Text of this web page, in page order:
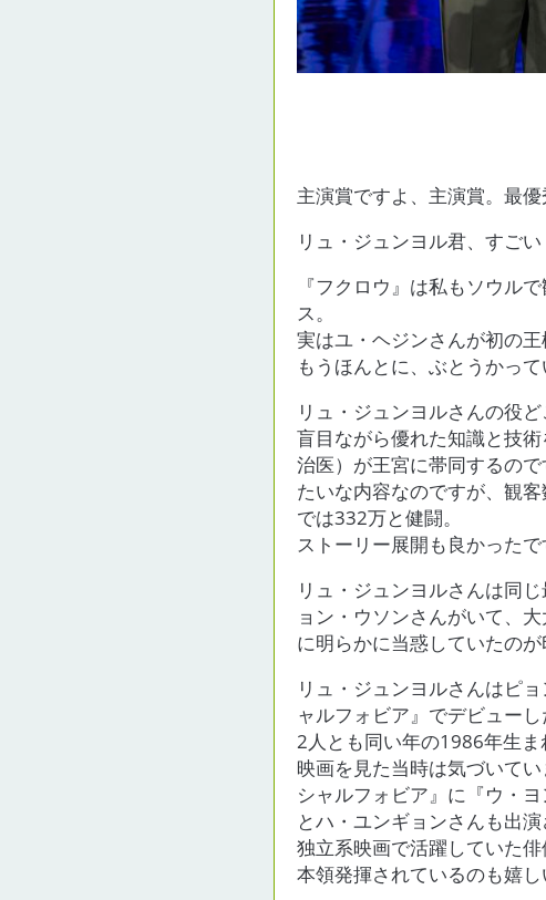
主演賞ですよ、主演賞。最優
リュ・ジュンヨル君、すごい
『フクロウ』は私もソウル
ス。
実はユ・ヘジンさんが初の
もうほんとに、ぶとうかっ
リュ・ジュンヨルさんの役ど
盲目ながら優れた知識と技
治医）が王宮に帯同するの
たいな内容なのですが、観
では332万と健闘。
ストーリー展開も良かったで
リュ・ジュンヨルさんは同
ョン・ウソンさんがいて、
に明らかに当惑していたのが
リュ・ジュンヨルさんはピ
ャルフォビア』でデビューし
2人とも同い年の1986年生ま
映画を見た当時は気づいて
シャルフォビア』に『ウ・
とハ・ユンギョンさんも出演
独立系映画で活躍していた
本領発揮されているのも嬉し